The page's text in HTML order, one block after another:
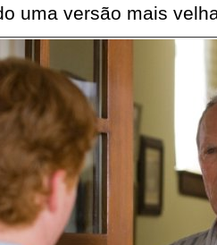
uma versão mais